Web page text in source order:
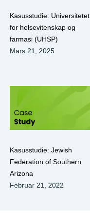
Kasusstudie: Universitetet
for helsevitenskap og
farmasi (UHSP)
Mars 21, 2025
Kasusstudie: Jewish
Federation of Southern
Arizona
Februar 21, 2022